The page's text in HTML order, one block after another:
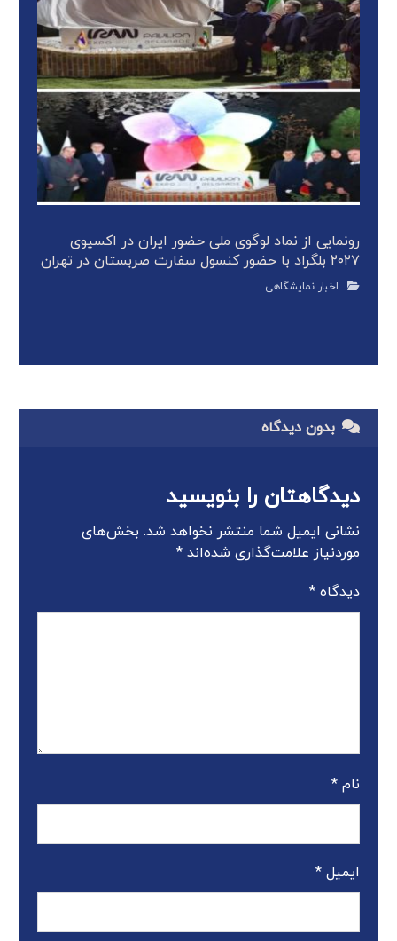
رونمایی از نماد لوگوی ملی حضور ایران در اکسپوی
۲۰۲۷ بلگراد با حضور کنسول سفارت صربستان در تهران
اخبار نمایشگاهی
بدون دیدگاه
دیدگاهتان را بنویسید
نشانی ایمیل شما منتشر نخواهد شد. بخش‌های
موردنیاز علامت‌گذاری شده‌اند*
دیدگاه*
نام*
ایمیل*